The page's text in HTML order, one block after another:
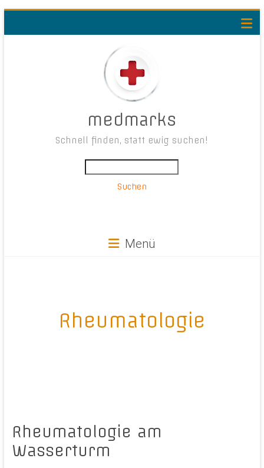
medmarks
Schnell finden, statt ewig suchen!
Suchen
Menü
Rheumatologie
Rheumatologie am
Wasserturm